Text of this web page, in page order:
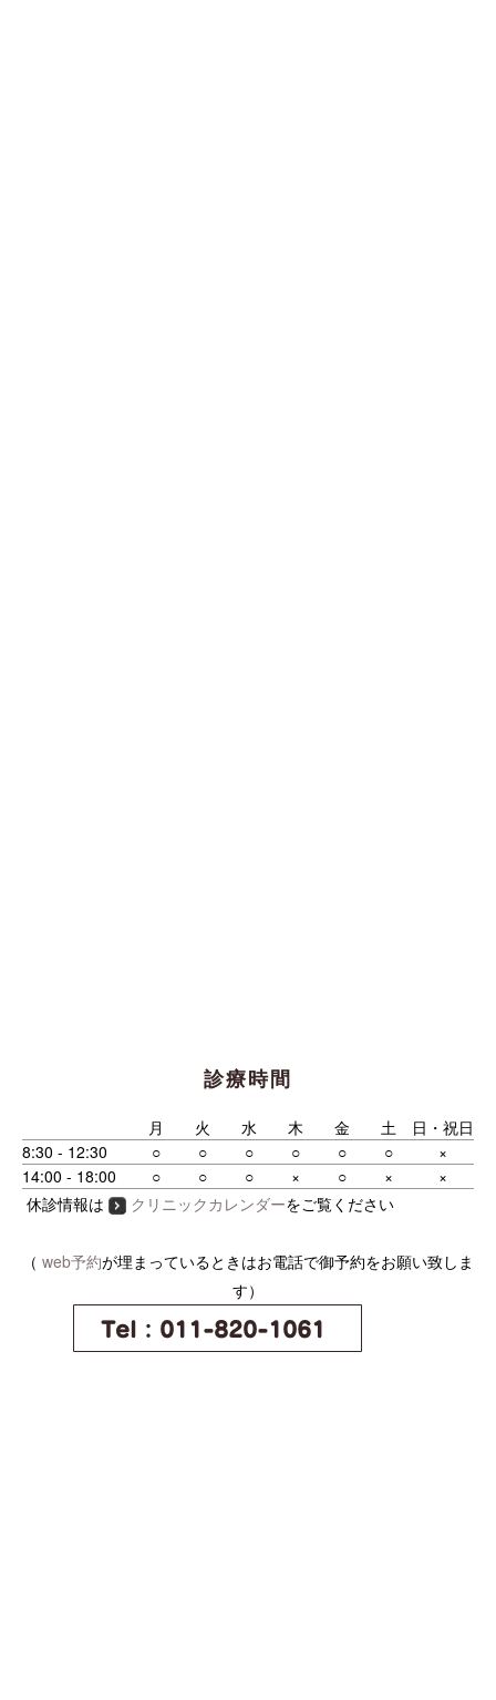
診療時間
月 火 水 木 金 土 日・祝日
8:30 - 12:30
○ ○ ○ ○ ○ ○
×
14:00 - 18:00
○ ○ ○ × ○ ×
×
休診情報は
クリニックカレンダーをご覧ください
（ web予約が埋まっているときはお電話で御予約をお願い致しま
す）